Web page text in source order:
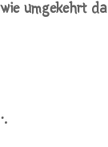
umgekehrt